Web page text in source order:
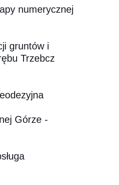
numerycznej
gruntów i
Trzebcz
Górze -